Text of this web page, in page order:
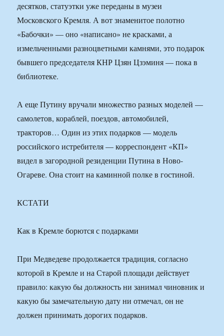
десятков, статуэтки уже переданы в музеи
Московского Кремля. А вот знаменитое полотно
«Бабочки» — оно «написано» не красками, а
измельченными разноцветными камнями, это подарок
бывшего председателя КНР Цзян Цзэминя — пока в
библиотеке.
А еще Путину вручали множество разных моделей —
самолетов, кораблей, поездов, автомобилей,
тракторов… Один из этих подарков — модель
российского истребителя — корреспондент «КП»
видел в загородной резиденции Путина в Ново-
Огареве. Она стоит на каминной полке в гостиной.
КСТАТИ
Как в Кремле борются с подарками
При Медведеве продолжается традиция, согласно
которой в Кремле и на Старой площади действует
правило: какую бы должность ни занимал чиновник и
какую бы замечательную дату ни отмечал, он не
должен принимать дорогих подарков.